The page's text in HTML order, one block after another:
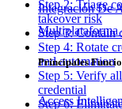
Integración De
Multiplataforma
Principales
Access
Step 2: Triage
takeover risk
Step 3: Contain
Step 4: Rotate
and automation
Step 5: Verify
credential
Step 6: